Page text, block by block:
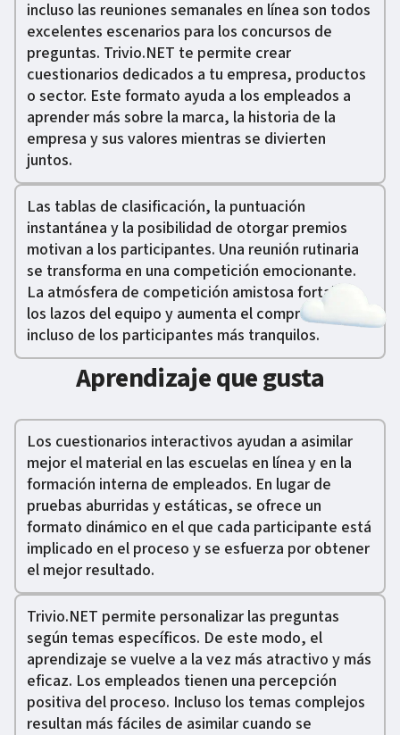
incluso las reuniones semanales en línea son todos
excelentes escenarios para los concursos de
preguntas. Trivio.NET te permite crear
cuestionarios dedicados a tu empresa, productos
o sector. Este formato ayuda a los empleados a
aprender más sobre la marca, la historia de la
empresa y sus valores mientras se divierten
juntos.
Las tablas de clasificación, la puntuación
instantánea y la posibilidad de otorgar premios
motivan a los participantes. Una reunión rutinaria
se transforma en una competición emocionante.
La atmósfera de competición amistosa fortalece
los lazos del equipo y aumenta el compromiso
incluso de los participantes más tranquilos.
Aprendizaje que gusta
Los cuestionarios interactivos ayudan a asimilar
mejor el material en las escuelas en línea y en la
formación interna de empleados. En lugar de
pruebas aburridas y estáticas, se ofrece un
formato dinámico en el que cada participante está
implicado en el proceso y se esfuerza por obtener
el mejor resultado.
Trivio.NET permite personalizar las preguntas
según temas específicos. De este modo, el
aprendizaje se vuelve a la vez más atractivo y más
eficaz. Los empleados tienen una percepción
positiva del proceso. Incluso los temas complejos
resultan más fáciles de asimilar cuando se